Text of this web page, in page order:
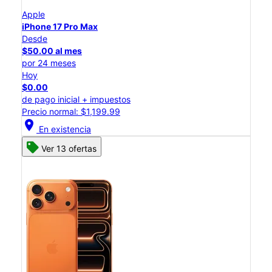
Apple
iPhone 17 Pro Max
Desde
$50.00 al mes
por 24 meses
Hoy
$0.00
de pago inicial + impuestos
Precio normal: $1,199.99
location_on En existencia
Ver 13 ofertas